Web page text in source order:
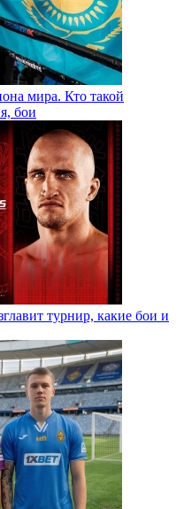
мира. Кто такой
бои
турнир, какие бои и